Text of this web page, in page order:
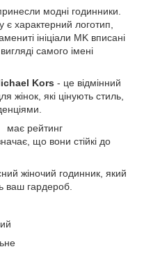
модні годинники.
є характерний логотип,
ініціали MK вписані
самого імені
Kors - це відмінний
жінок, які цінують стиль,
має рейтинг
що вони стійкі до
жіночий годинник, який
ваш гардероб.